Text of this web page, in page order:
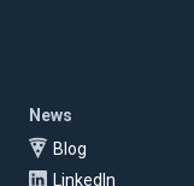
News
Blog
LinkedIn